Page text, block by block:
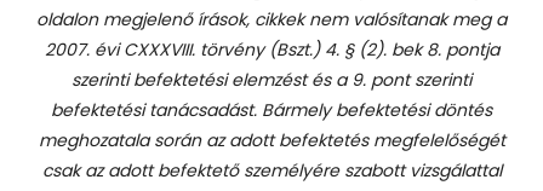
oldalon megjelenő írások, cikkek nem valósítanak meg a
2007. évi CXXXVIII. törvény (Bszt.) 4. § (2). bek 8. pontja
szerinti befektetési elemzést és a 9. pont szerinti
befektetési tanácsadást. Bármely befektetési döntés
meghozatala során az adott befektetés megfelelőségét
csak az adott befektető személyére szabott vizsgálattal